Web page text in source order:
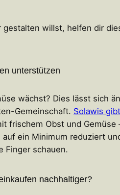
gestalten willst, helfen dir
unterstützen
wächst? Dies lässt sich
Gemeinschaft. Solawis
frischem Obst und
ein Minimum reduziert
Finger schauen.
nachhaltiger?